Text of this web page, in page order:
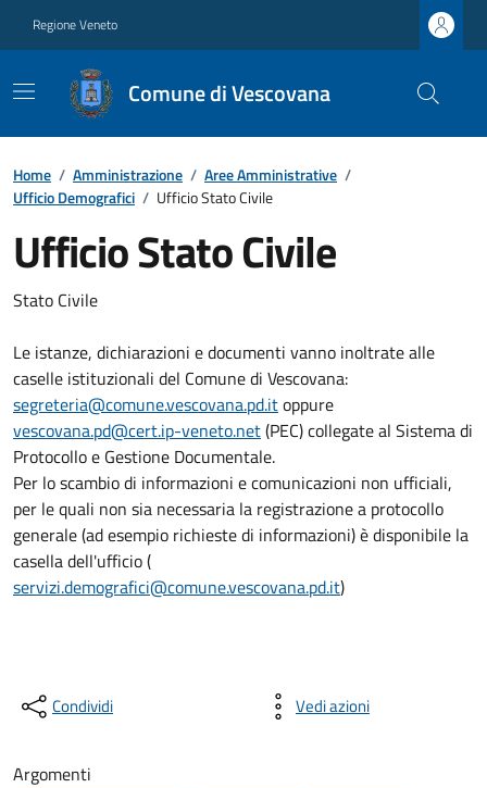
Regione Veneto
Comune di Vescovana
Home / Amministrazione / Aree Amministrative /
Ufficio Demografici / Ufficio Stato Civile
Ufficio Stato Civile
Stato Civile
Le istanze, dichiarazioni e documenti vanno inoltrate alle
caselle istituzionali del Comune di Vescovana:
segreteria@comune.vescovana.pd.itoppure
vescovana.pd@cert.ip-veneto.net(PEC) collegate al Sistema di
Protocollo e Gestione Documentale.
Per lo scambio di informazioni e comunicazioni non ufficiali,
per le quali non sia necessaria la registrazione a protocollo
generale (ad esempio richieste di informazioni) è disponibile la
casella dell'ufficio (
servizi.demografici@comune.vescovana.pd.it)
Condividi Vedi azioni
Argomenti